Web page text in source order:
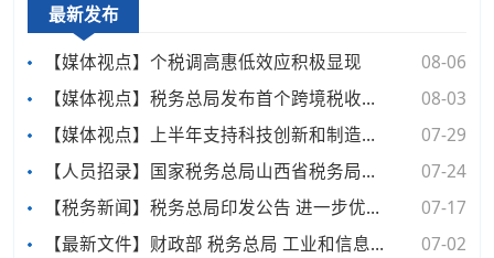
最新发布
【媒体视点】个税调高惠低效应积极显现
08-06
【媒体视点】税务总局发布首个跨境税收行业类指引
08-03
【媒体视点】上半年支持科技创新和制造业发展减税降费退税1.91万亿元 税收大数据勾勒经济向好图景
07-29
【人员招录】国家税务总局山西省税务局系统所属事业单位2026年公开招聘拟聘用人员公示公告
07-24
【税务新闻】税务总局印发公告 进一步优化企业重组所得税处理征管规定
07-17
【最新文件】财政部 税务总局 工业和信息化部关于调整节能汽车、新能源汽车车船税优惠政策的公告
07-02